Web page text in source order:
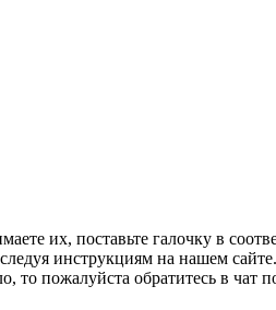
их, поставьте галочку в
инструкциям на нашем сайте.
то пожалуйста обратитесь в чат